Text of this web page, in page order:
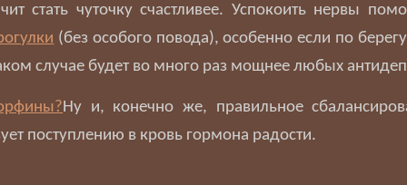
стать чуточку счастливее. Успокоить нервы
(без особого повода), особенно если по
случае будет во много раз мощнее любых
Ну и, конечно же, правильное
поступлению в кровь гормона радости.